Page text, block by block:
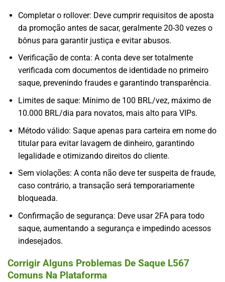
Completar o rollover: Deve cumprir requisitos de aposta
da promoção antes de sacar, geralmente 20-30 vezes o
bônus para garantir justiça e evitar abusos.
Verificação de conta: A conta deve ser totalmente
verificada com documentos de identidade no primeiro
saque, prevenindo fraudes e garantindo transparência.
Limites de saque: Mínimo de 100 BRL/vez, máximo de
10.000 BRL/dia para novatos, mais alto para VIPs.
Método válido: Saque apenas para carteira em nome do
titular para evitar lavagem de dinheiro, garantindo
legalidade e otimizando direitos do cliente.
Sem violações: A conta não deve ter suspeita de fraude,
caso contrário, a transação será temporariamente
bloqueada.
Confirmação de segurança: Deve usar 2FA para todo
saque, aumentando a segurança e impedindo acessos
indesejados.
Corrigir Alguns Problemas De Saque L567
Comuns Na Plataforma